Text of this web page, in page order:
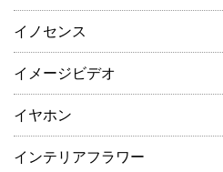
イノセンス
イメージビデオ
イヤホン
インテリアフラワー